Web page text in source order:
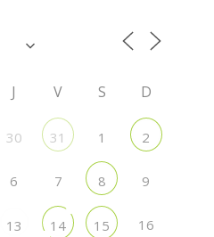
J V S D
30 31 1 2
6 7 8 9
13 14 15 16